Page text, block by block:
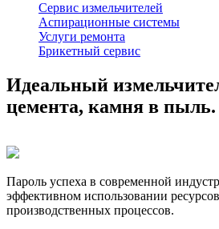
Сервис измельчителей
Аспирационные системы
Услуги ремонта
Брикетный сервис
Идеальный
цемента, камня в пыль.
Пароль успеха в современной
эффективном использовании
производственных процессов.